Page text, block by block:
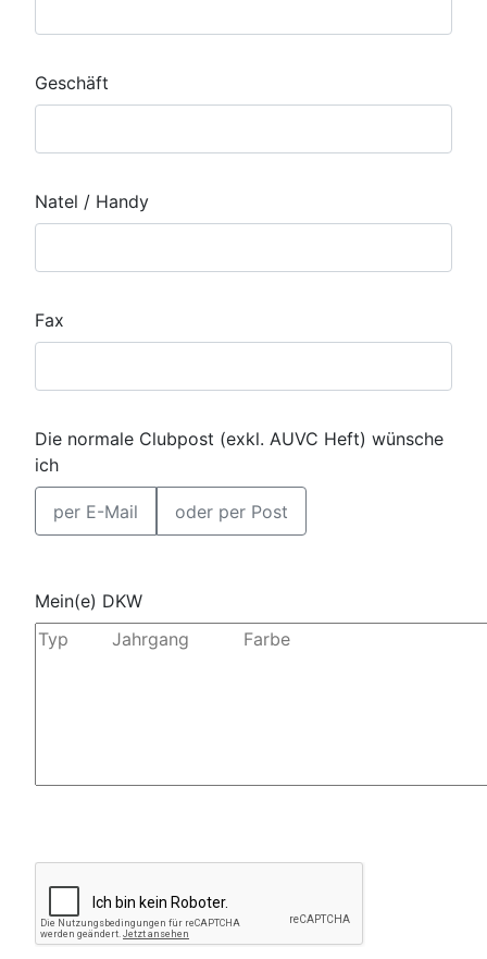
Geschäft
Natel / Handy
Fax
Die normale Clubpost (exkl. AUVC Heft) wünsche
ich
per E-Mail oder per Post
Mein(e) DKW